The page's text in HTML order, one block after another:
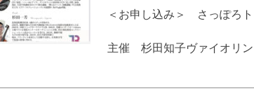
＜お申し込み＞ さっぽろ
主催 杉田知子ヴァイオリ